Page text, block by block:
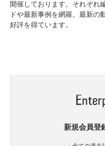
開催しております。それぞれ
ドや最新事例を網羅。最新の
好評を得ています。
新規会員登